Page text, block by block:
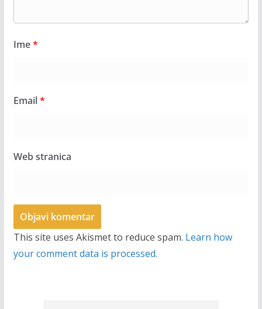
Ime*
Email*
Web stranica
This site uses Akismet to reduce spam. Learn how
your comment data is processed.